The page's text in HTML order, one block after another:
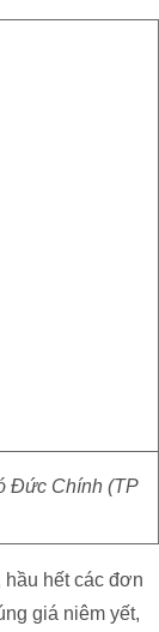
Đức Chính (TP
hết các đơn
giá niêm yết,